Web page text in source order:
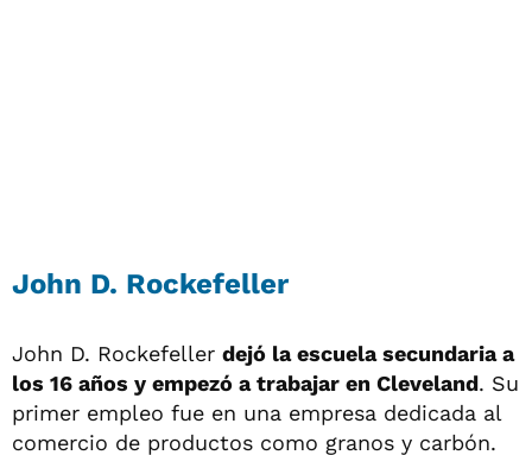
John D. Rockefeller
John D. Rockefeller dejó la escuela secundaria a
los 16 años y empezó a trabajar en Cleveland. Su
primer empleo fue en una empresa dedicada al
comercio de productos como granos y carbón.